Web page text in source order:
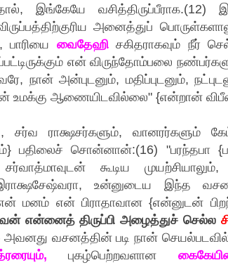
இங்கேயே வசித்திருப்பீராக.(12)
அனைத்துப்
பாரியை வைதேஹிசகிதராகவும் நீர்
என் விருந்தோம்பலை
நான் அன்புடனும், மதிப்புடனும்,
உமக்கு ஆணையிடவில்லை" {என்றான்
சர்வ ராக்ஷசர்களும், வானரர்களும்
பதிலைச் சொன்னான்:(16) "பரந்தபா
கூடிய
இராக்ஷசேஷ்வரா, உன்னுடைய இந்த
மனம் என் பிராதாவான {என்னுடன்
என்னைத் திருப்பி அழைத்துச் செல்ல
அவனது வசனத்தின் படி நான்
புகழ்பெற்றவளான